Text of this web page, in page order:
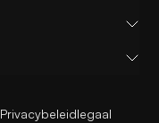
Privacybeleidlegaal